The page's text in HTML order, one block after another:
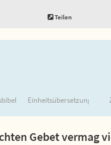
Teilen
Einheitsübersetzung
Gebet vermag